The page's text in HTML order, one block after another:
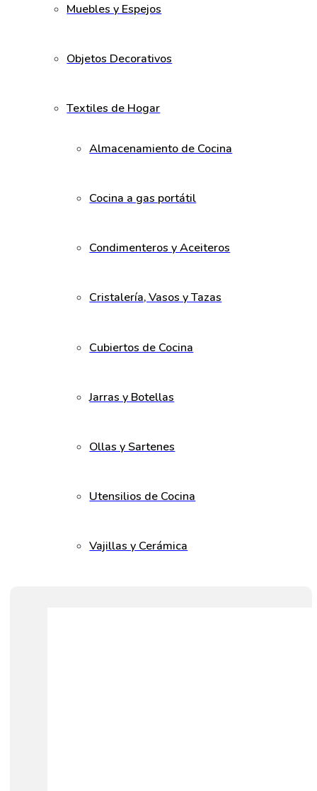
Muebles y Espejos
Objetos Decorativos
Textiles de Hogar
Almacenamiento de Cocina
Cocina a gas portátil
Condimenteros y Aceiteros
Cristalería, Vasos y Tazas
Cubiertos de Cocina
Jarras y Botellas
Ollas y Sartenes
Utensilios de Cocina
Vajillas y Cerámica